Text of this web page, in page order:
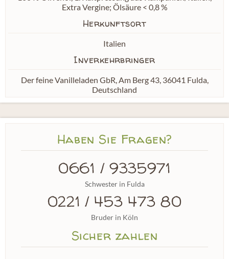
Extra Vergine; Ölsäure < 0,8 %
Herkunftsort
Italien
Inverkehrbringer
Der feine Vanilleladen GbR, Am Berg 43, 36041 Fulda,
Deutschland
Haben Sie Fragen?
0661 / 9335971
Schwester in Fulda
0221 / 453 473 80
Bruder in Köln
Sicher zahlen